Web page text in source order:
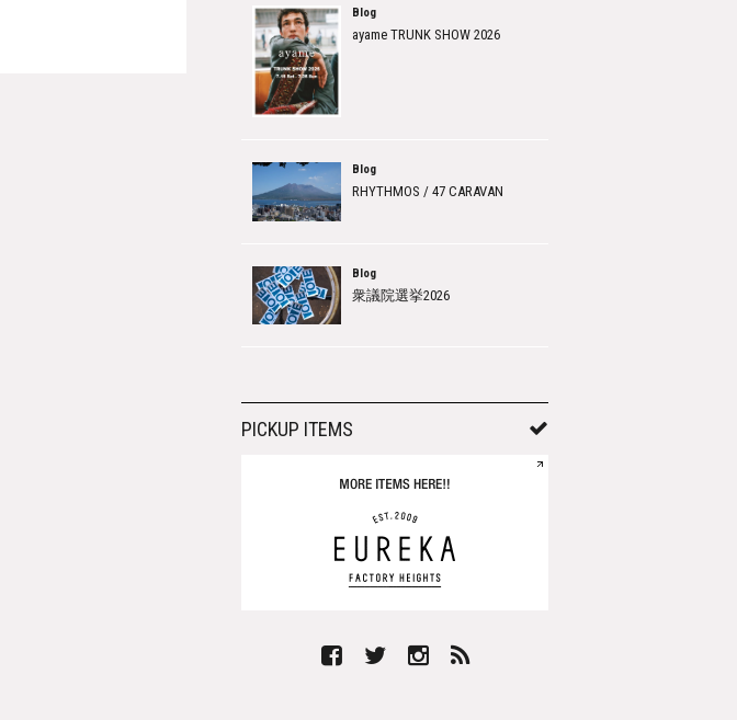
Blog
ayame TRUNK SHOW 2026
Blog
RHYTHMOS / 47 CARAVAN
Blog
衆議院選挙2026
PICKUP ITEMS